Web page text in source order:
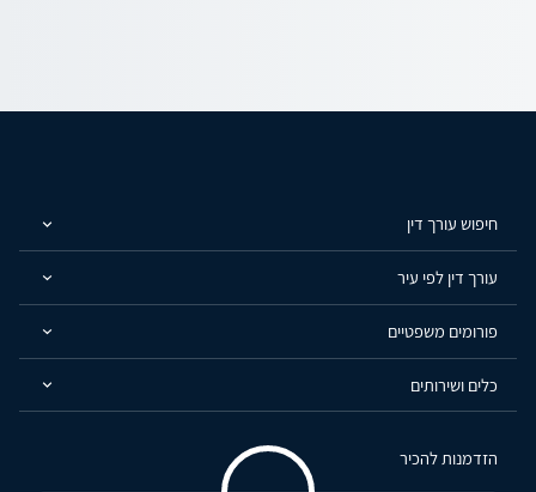
חיפוש עורך דין
עורך דין לפי עיר
פורומים משפטיים
כלים ושירותים
הזדמנות להכיר